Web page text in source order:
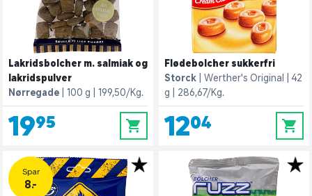
Lakridsbolcher m. salmiak og
lakridspulver
Nørregade
100 g 199,50/Kg.
19,95 0
Flødebolcher sukkerfri
Storck
Werther's Original
42
g
286,67/Kg.
12,04 0
Spar
8.-